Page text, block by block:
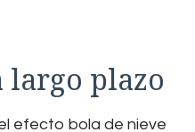
largo plazo
efecto bola de nieve